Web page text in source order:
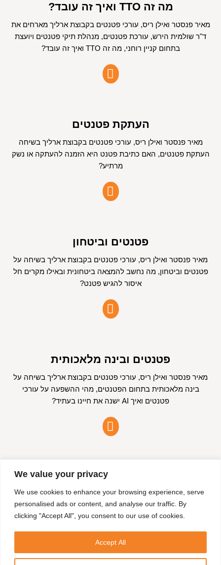
We value your privacy
We use cookies to enhance your browsing experience, serve
personalised ads or content, and analyse our traffic. By
clicking "Accept All", you consent to our use of cookies.
Accept All
מה זה TTO ואיך זה עובד?
מאיר פנסטר ואילן ריס, עורכי פטנטים בקבוצת ארליך מארחים את
ד"ר שולמית הירש, עורכת פטנטים, מנהלת תיקי פטנטים ויועצת
בתחום קניין רוחני, מה זה TTO ואיך זה עובד?
העתקת פטנטים
מאיר פנסטר ואילן ריס, עורכי פטנטים בקבוצת ארליך בשיחה
העתקת פטנטים, האם כתיבת פטנט היא הזמנה להעתקה או נשק
מרתיע?
פטנטים וביטחון
מאיר פנסטר ואילן ריס, עורכי פטנטים בקבוצת ארליך בשיחה על
פטנטים וביטחון, מה נחשב להמצאה ביטחונית ובאילו מקרים חל
איסור להגיש פטנט?
פטנטים ובינה מלאכותית
מאיר פנסטר ואילן ריס, עורכי פטנטים בקבוצת ארליך בשיחה על
בינה מלאכותית בתחום הפטנטים, מהי ההשפעה על עורכי
פטנטים ואיך AI ישנה את חיינו בעתיד?
איך לעבוד מול עורך פטנטים
מאיר פנסטר ואילן ריס, עורכי פטנטים בקבוצת ארליך, מסבירים
מה צריך לדעת לפני שמתחילים לעבוד מול עורך פטנטים ומהו
תהליך העבודה הנכון